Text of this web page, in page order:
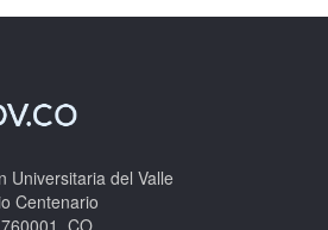
Universitaria del Valle
Centenario
CO